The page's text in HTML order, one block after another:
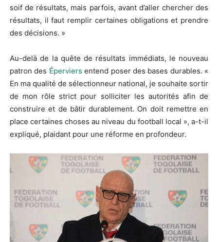
soif de résultats, mais parfois, avant d’aller chercher des
résultats, il faut remplir certaines obligations et prendre
des décisions. »
Au-delà de la quête de résultats immédiats, le nouveau
patron des Éperviers entend poser des bases durables. «
En ma qualité de sélectionneur national, je souhaite sortir
de mon rôle strict pour solliciter les autorités afin de
construire et de bâtir durablement. On doit remettre en
place certaines choses au niveau du football local », a-t-il
expliqué, plaidant pour une réforme en profondeur.